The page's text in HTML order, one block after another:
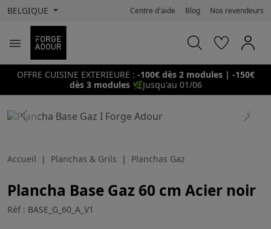
BELGIQUE Centre d'aide Blog Nos revendeurs

OFFRE CUISINE EXTERIEURE : -100€ dès 2 modules | -150€
dès 3 modules 🌿Jusqu'au 01/06
Previous Next
Accueil Planchas & Grils Planchas Gaz
Plancha Base Gaz 60 cm Acier noir
Réf : BASE_G_60_A_V1